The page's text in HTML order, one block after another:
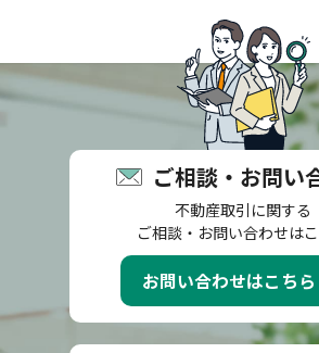
ご相談・お問い
不動産取引に関する
ご相談・お問い合わせは
お問い合わせはこちら